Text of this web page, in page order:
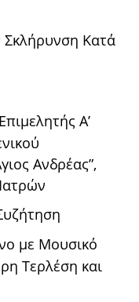
Κατά
Α’
Ανδρέας”,
με Μουσικό
Τερλέση και